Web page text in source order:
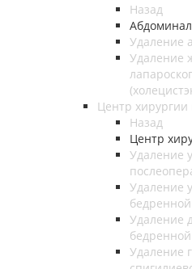
Назад
Удаление
Удаление
Центр
Назад
Центр
Удаление
Удаление
Удаление
Удаление